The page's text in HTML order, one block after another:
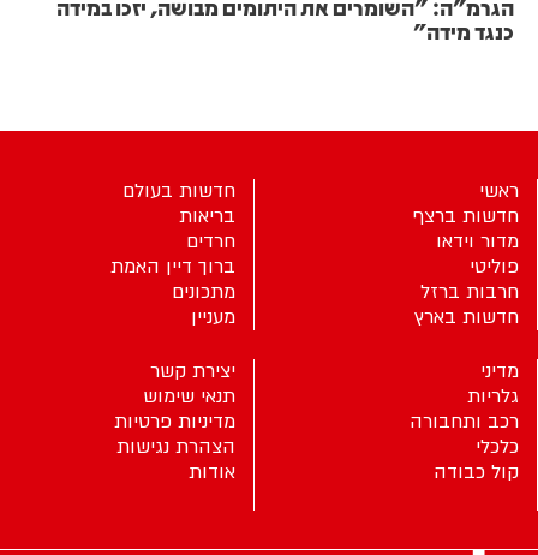
הגרמ"ה: "השומרים את היתומים מבושה, יזכו במידה
כנגד מידה"
ראשי
חדשות ברצף
מדור וידאו
פוליטי
חרבות ברזל
חדשות בארץ
חדשות בעולם
בריאות
חרדים
ברוך דיין האמת
מתכונים
מעניין
מדיני
גלריות
רכב ותחבורה
כלכלי
קול כבודה
יצירת קשר
תנאי שימוש
מדיניות פרטיות
הצהרת נגישות
אודות